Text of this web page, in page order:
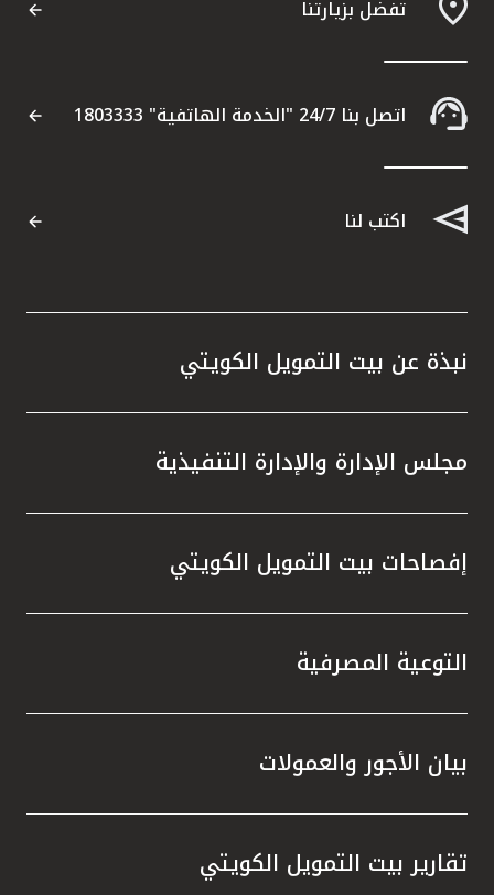
تفضل بزيارتنا
اتصل بنا 24/7 "الخدمة الهاتفية" 1803333
اكتب لنا
نبذة عن بيت التمويل الكويتي
مجلس الإدارة والإدارة التنفيذية
إفصاحات بيت التمويل الكويتي
التوعية المصرفية
بيان الأجور والعمولات
تقارير بيت التمويل الكويتي